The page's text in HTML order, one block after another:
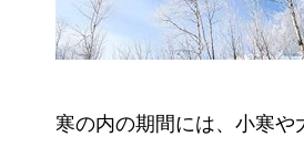
寒の内の期間には、小寒や